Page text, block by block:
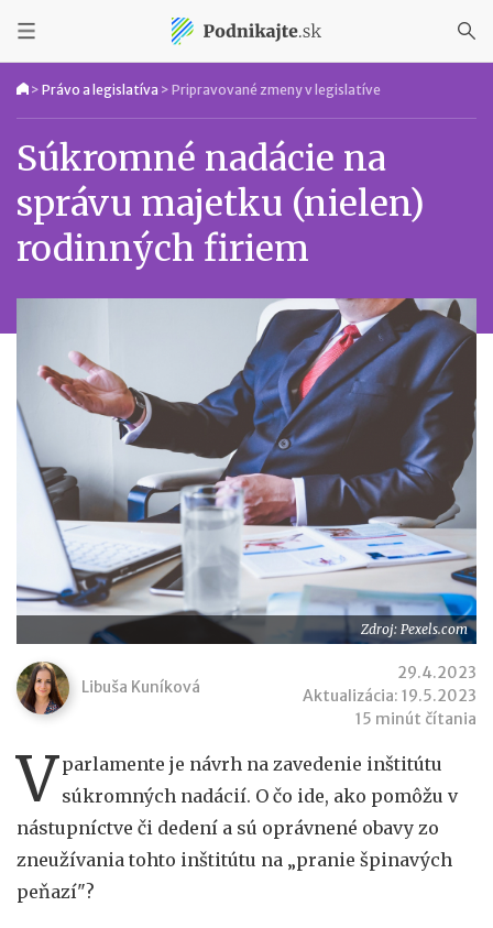
> Právo a legislatíva > Pripravované zmeny v legislatíve
Súkromné nadácie na
správu majetku (nielen)
rodinných firiem
Zdroj: Pexels.com
Libuša Kuníková
29.4.2023
Aktualizácia: 19.5.2023
15 minút čítania
V parlamente je návrh na zavedenie inštitútu
súkromných nadácií. O čo ide, ako pomôžu v
nástupníctve či dedení a sú oprávnené obavy zo
zneužívania tohto inštitútu na „pranie špinavých
peňazí"?